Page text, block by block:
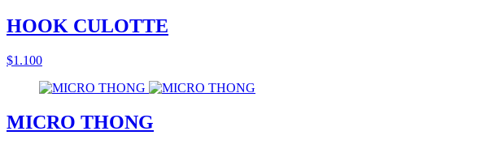
HOOK CULOTTE
$1.100
MICRO THONG